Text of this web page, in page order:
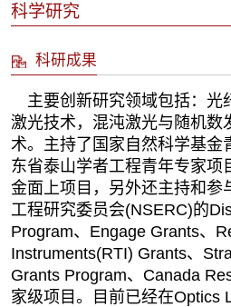
科学研究
科研成果
主要创新研究领域包括：光
激光技术，混沌激光与随机数
术。主持了国家自然科学基金
东省泰山学者工程青年专家项
金面上项目，另外还主持和参
工程研究委员会(NSERC)的
Program、 Engage Grants、
Instruments(RTI) Grants、
Grants Program、 Canada
家级项目。目前已经在Optics